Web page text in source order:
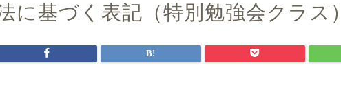
に基づく表記（特別勉強会クラス）